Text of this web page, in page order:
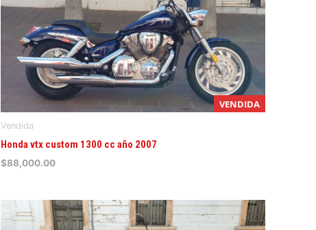
VENDIDA
Vendida
Honda vtx custom 1300 cc año 2007
$88,000.00